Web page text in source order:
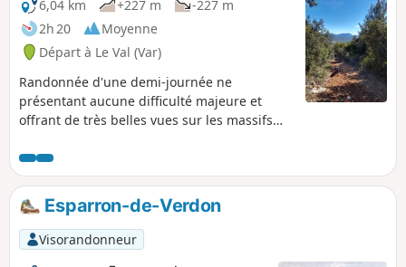
6,04 km +227 m
-227 m
2h 20
Moyenne
Départ à Le Val (Var)
Randonnée d'une demi-journée ne
présentant aucune difficulté majeure et
offrant de très belles vues sur les massifs
Esparron-de-Verdon
Visorandonneur